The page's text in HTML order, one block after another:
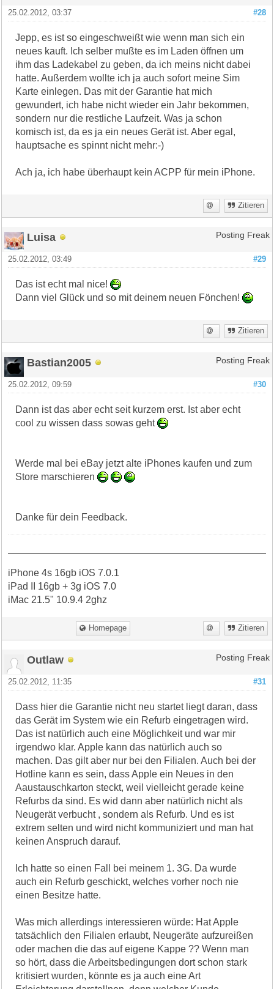
#28
25.02.2012, 03:37
Jepp, es ist so eingeschweißt wie wenn man sich ein
neues kauft. Ich selber mußte es im Laden öffnen um
ihm das Ladekabel zu geben, da ich meins nicht dabei
hatte. Außerdem wollte ich ja auch sofort meine Sim
Karte einlegen. Das mit der Garantie hat mich
gewundert, ich habe nicht wieder ein Jahr bekommen,
sondern nur die restliche Laufzeit. Was ja schon
komisch ist, da es ja ein neues Gerät ist. Aber egal,
hauptsache es spinnt nicht mehr:-)
Ach ja, ich habe überhaupt kein ACPP für mein iPhone.
Zitieren
Luisa Posting Freak
#29
25.02.2012, 03:49
Das ist echt mal nice!
Dann viel Glück und so mit deinem neuen Fönchen!
Zitieren
Bastian2005 Posting Freak
#30
25.02.2012, 09:59
Dann ist das aber echt seit kurzem erst. Ist aber echt
cool zu wissen dass sowas geht
Werde mal bei eBay jetzt alte iPhones kaufen und zum
Store marschieren
Danke für dein Feedback.
iPhone 4s 16gb iOS 7.0.1
iPad II 16gb + 3g iOS 7.0
iMac 21.5" 10.9.4 2ghz
Homepage Zitieren
Outlaw Posting Freak
#31
25.02.2012, 11:35
Dass hier die Garantie nicht neu startet liegt daran, dass
das Gerät im System wie ein Refurb eingetragen wird.
Das ist natürlich auch eine Möglichkeit und war mir
irgendwo klar. Apple kann das natürlich auch so
machen. Das gilt aber nur bei den Filialen. Auch bei der
Hotline kann es sein, dass Apple ein Neues in den
Aaustauschkarton steckt, weil vielleicht gerade keine
Refurbs da sind. Es wid dann aber natürlich nicht als
Neugerät verbucht , sondern als Refurb. Und es ist
extrem selten und wird nicht kommuniziert und man hat
keinen Anspruch darauf.
Ich hatte so einen Fall bei meinem 1. 3G. Da wurde
auch ein Refurb geschickt, welches vorher noch nie
einen Besitze hatte.
Was mich allerdings interessieren würde: Hat Apple
tatsächlich den Filialen erlaubt, Neugeräte aufzureißen
oder machen die das auf eigene Kappe ?? Wenn man
so hört, dass die Arbeitsbedingungen dort schon stark
kritisiert wurden, könnte es ja auch eine Art